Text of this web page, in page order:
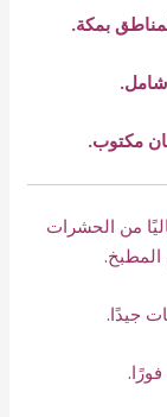
بمكة.
مكتوب.
من الحشرات
المطبخ.
جيدًا.